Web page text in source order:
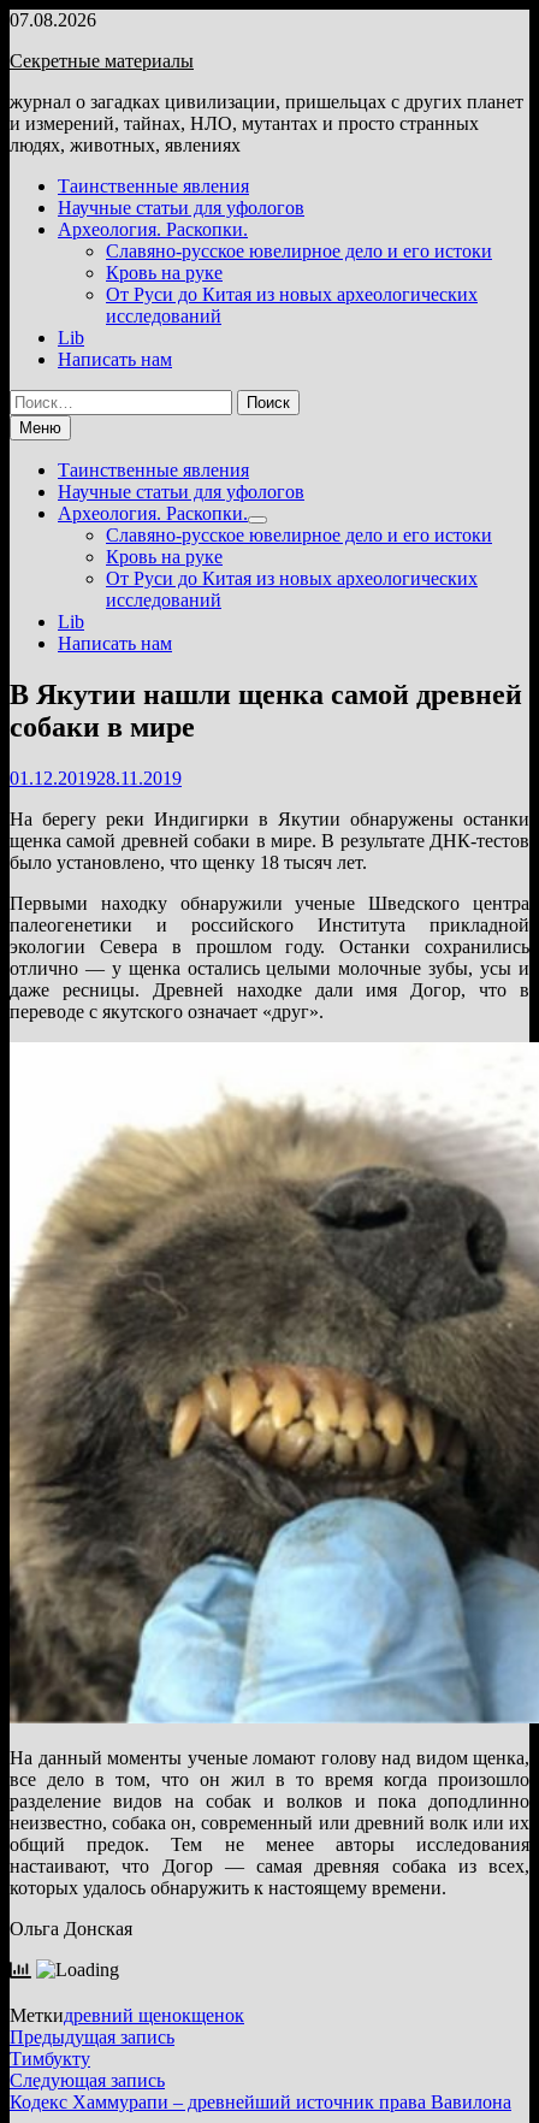
Перейти
содержимому
07.08.2026
Секретные материалы
журнал о загадках цивилизации, пришельцах с других планет
и измерений, тайнах, НЛО, мутантах и просто странных
людях, животных, явлениях
Таинственные явления
Научные статьи для уфологов
Археология. Раскопки.
Славяно-русское ювелирное дело и его истоки
Кровь на руке
От Руси до Китая из новых археологических
исследований
Lib
Написать нам
Найти:
Меню
Таинственные явления
Научные статьи для уфологов
Археология. Раскопки.
Показать
подменю
Славяно-русское ювелирное дело и его истоки
Кровь на руке
От Руси до Китая из новых археологических
исследований
Lib
Написать нам
В Якутии нашли щенка самой древней
собаки в мире
01.12.201928.11.2019
На берегу реки Индигирки в Якутии обнаружены останки
щенка самой древней собаки в мире. В результате ДНК-тестов
было установлено, что щенку 18 тысяч лет.
Первыми находку обнаружили ученые Шведского центра
палеогенетики и российского Института прикладной
экологии Севера в прошлом году. Останки сохранились
отлично — у щенка остались целыми молочные зубы, усы и
даже ресницы. Древней находке дали имя Догор, что в
переводе с якутского означает «друг».
На данный моменты ученые ломают голову над видом щенка,
все дело в том, что он жил в то время когда произошло
разделение видов на собак и волков и пока доподлинно
неизвестно, собака он, современный или древний волк или их
общий предок. Тем не менее авторы исследования
настаивают, что Догор — самая древняя собака из всех,
которых удалось обнаружить к настоящему времени.
Ольга Донская
Меткидревний щенокщенок
Навигация
по
записям
Предыдущая записьПредыдущая
Тимбукту
Следующая записьСледующая
запись:
Кодекс Хаммурапи – древнейший источник права Вавилона